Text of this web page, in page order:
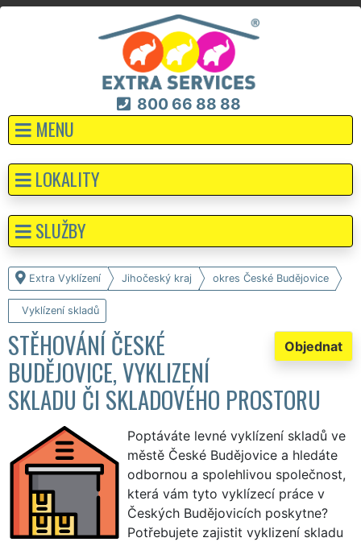
800 66 88 88
MENU
Extra Vyklízení Jihočeský kraj okres České Budějovice
Vyklízení skladů
Objednat
STĚHOVÁNÍ ČESKÉ
BUDĚJOVICE, VYKLIZENÍ
SKLADU ČI SKLADOVÉHO PROSTORU
Poptáváte levné vyklízení skladů ve
městě České Budějovice a hledáte
odbornou a spolehlivou společnost,
která vám tyto vyklízecí práce v
Českých Budějovicích poskytne?
Potřebujete zajistit vyklizení skladu
LOKALITY
SLUŽBY